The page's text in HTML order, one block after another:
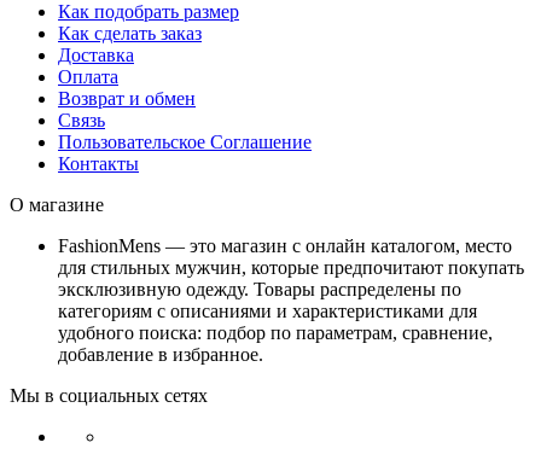
Как подобрать размер
Как сделать заказ
Доставка
Оплата
Возврат и обмен
Связь
Пользовательское Соглашение
Контакты
О магазине
FashionMens — это магазин с онлайн каталогом, место
для стильных мужчин, которые предпочитают покупать
эксклюзивную одежду. Товары распределены по
категориям с описаниями и характеристиками для
удобного поиска: подбор по параметрам, сравнение,
добавление в избранное.
Мы в социальных сетях